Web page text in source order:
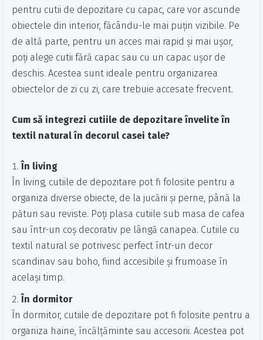
pentru cutii de depozitare cu capac, care vor ascunde
obiectele din interior, făcându-le mai puțin vizibile. Pe
de altă parte, pentru un acces mai rapid și mai ușor,
poți alege cutii fără capac sau cu un capac ușor de
deschis. Acestea sunt ideale pentru organizarea
obiectelor de zi cu zi, care trebuie accesate frecvent.
Cum să integrezi cutiile de depozitare învelite în
textil natural în decorul casei tale?
În living
În living, cutiile de depozitare pot fi folosite pentru a
organiza diverse obiecte, de la jucării și perne, până la
pături sau reviste. Poți plasa cutiile sub masa de cafea
sau într-un coș decorativ pe lângă canapea. Cutiile cu
textil natural se potrivesc perfect într-un decor
scandinav sau boho, fiind accesibile și frumoase în
același timp.
În dormitor
În dormitor, cutiile de depozitare pot fi folosite pentru a
organiza haine, încălțăminte sau accesorii. Acestea pot